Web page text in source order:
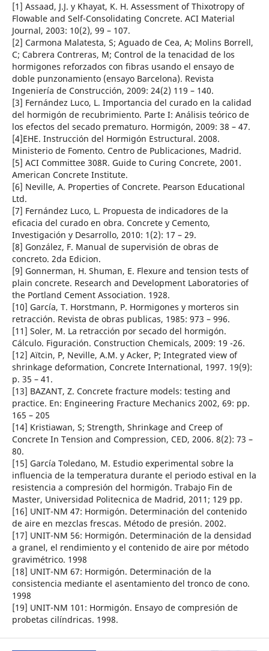
[1] Assaad, J.J. y Khayat, K. H. Assessment of Thixotropy of
Flowable and Self-Consolidating Concrete. ACI Material
Journal, 2003: 10(2), 99 – 107.
[2] Carmona Malatesta, S; Aguado de Cea, A; Molins Borrell,
C; Cabrera Contreras, M; Control de la tenacidad de los
hormigones reforzados con fibras usando el ensayo de
doble punzonamiento (ensayo Barcelona). Revista
Ingeniería de Construcción, 2009: 24(2) 119 – 140.
[3] Fernández Luco, L. Importancia del curado en la calidad
del hormigón de recubrimiento. Parte I: Análisis teórico de
los efectos del secado prematuro. Hormigón, 2009: 38 – 47.
[4]EHE. Instrucción del Hormigón Estructural. 2008.
Ministerio de Fomento. Centro de Publicaciones, Madrid.
[5] ACI Committee 308R. Guide to Curing Concrete, 2001.
American Concrete Institute.
[6] Neville, A. Properties of Concrete. Pearson Educational
Ltd.
[7] Fernández Luco, L. Propuesta de indicadores de la
eficacia del curado en obra. Concrete y Cemento,
Investigación y Desarrollo, 2010: 1(2): 17 – 29.
[8] González, F. Manual de supervisión de obras de
concreto. 2da Edicion.
[9] Gonnerman, H. Shuman, E. Flexure and tension tests of
plain concrete. Research and Development Laboratories of
the Portland Cement Association. 1928.
[10] García, T. Horstmann, P. Hormigones y morteros sin
retracción. Revista de obras publicas, 1985: 973 – 996.
[11] Soler, M. La retracción por secado del hormigón.
Cálculo. Figuración. Construction Chemicals, 2009: 19 -26.
[12] Aïtcin, P, Neville, A.M. y Acker, P; Integrated view of
shrinkage deformation, Concrete International, 1997. 19(9):
p. 35 – 41.
[13] BAZANT, Z. Concrete fracture models: testing and
practice. En: Engineering Fracture Mechanics 2002, 69: pp.
165 – 205
[14] Kristiawan, S; Strength, Shrinkage and Creep of
Concrete In Tension and Compression, CED, 2006. 8(2): 73 –
80.
[15] García Toledano, M. Estudio experimental sobre la
influencia de la temperatura durante el periodo estival en la
resistencia a compresión del hormigón. Trabajo Fin de
Master, Universidad Politecnica de Madrid, 2011; 129 pp.
[16] UNIT-NM 47: Hormigón. Determinación del contenido
de aire en mezclas frescas. Método de presión. 2002.
[17] UNIT-NM 56: Hormigón. Determinación de la densidad
a granel, el rendimiento y el contenido de aire por método
gravimétrico. 1998
[18] UNIT-NM 67: Hormigón. Determinación de la
consistencia mediante el asentamiento del tronco de cono.
1998
[19] UNIT-NM 101: Hormigón. Ensayo de compresión de
probetas cilíndricas. 1998.